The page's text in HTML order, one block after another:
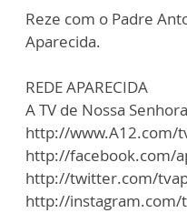
Reze com o Padre
Aparecida.
REDE APARECIDA
A TV de Nossa Senhora
http://www.A12.com/
http://facebook.com/
http://twitter.com/
http://instagram.com/